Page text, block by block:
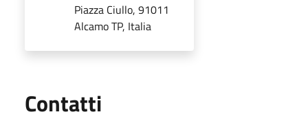
Piazza Ciullo, 91011
Alcamo TP, Italia
Contatti